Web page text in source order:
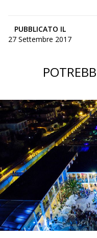
PUBBLICATO IL
27 Settembre 2017